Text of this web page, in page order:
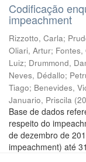
Codificação
impeachment
Rizzotto, Carla;
Oliari, Artur; Fontes,
Luiz; Drummond,
Neves, Dédallo;
Tiago; Benevides,
Januario, Priscila (
Base de dados
respeito do
de dezembro de
impeachment) até